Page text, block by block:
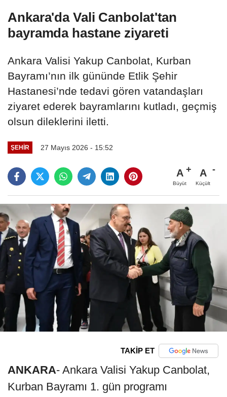
Ankara'da Vali Canbolat'tan
bayramda hastane ziyareti
Ankara Valisi Yakup Canbolat, Kurban
Bayramı’nın ilk gününde Etlik Şehir
Hastanesi’nde tedavi gören vatandaşları
ziyaret ederek bayramlarını kutladı, geçmiş
olsun dileklerini iletti.
ŞEHIR 27 Mayıs 2026 - 15:52
A
Büyüt
A
Küçült
TAKİP ET
ANKARA- Ankara Valisi Yakup Canbolat,
Kurban Bayramı 1. gün programı